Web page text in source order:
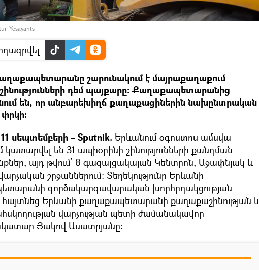
Yesayants
շարունակում է մայրաքաղաքում
դեմ պայքարը։ Քաղաքապետարանից
են, որ անբարեխիղճ քաղաքացիներին նախընտրական
սեպտեմբերի – Sputnik. Երևանում օգոստոս ամսվա
կատարվել են 31 ապիօրինի շինությունների քանդման
այդ թվում՝ 8 գազալցակայան Կենտրոն, Աջափնյակ և
շրջաններում։ Տեղեկությունը Երևանի
գործակարգավարական խորհրդակցության
Երևանի քաղաքապետարանի քաղաքաշինության և
վարչության պետի ժամանակավոր
Յակով Ասատրյանը։